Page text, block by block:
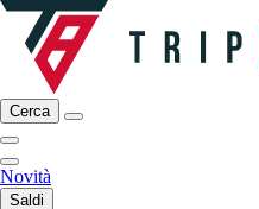
Cerca
Novità
Saldi